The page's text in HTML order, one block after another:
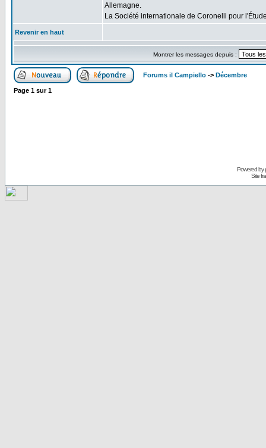
Allemagne.
La Société internationale de Coronelli pour
Revenir en haut
Montrer les messages depuis :
Forums il Campiello -> Décembre
Page 1 sur1
Powered by
Site